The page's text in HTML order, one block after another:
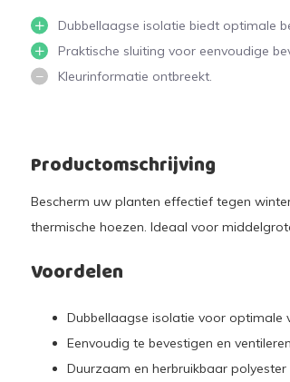
Dubbellaagse isolatie biedt optimale
Praktische sluiting voor eenvoudige
Kleurinformatie ontbreekt.
Productomschrijving
Bescherm uw planten effectief tegen
thermische hoezen. Ideaal voor
Voordelen
Dubbellaagse isolatie voor optimale
Eenvoudig te bevestigen en
Duurzaam en herbruikbaar